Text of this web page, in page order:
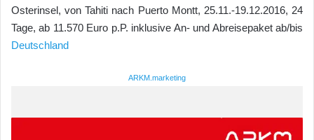
Osterinsel, von Tahiti nach Puerto Montt, 25.11.-19.12.2016, 24
Tage, ab 11.570 Euro p.P. inklusive An- und Abreisepaket ab/bis
Deutschland
ARKM.marketing